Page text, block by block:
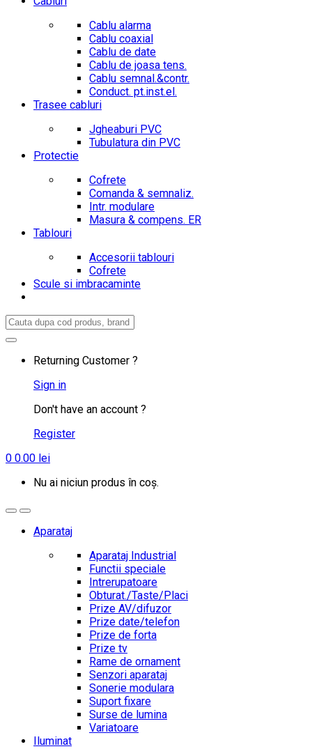
Cablu alarma
Cablu coaxial
Cablu de date
Cablu de joasa tens.
Cablu semnal.&contr.
Conduct. pt.inst.el.
Trasee cabluri
Jgheaburi PVC
Tubulatura din PVC
Protectie
Cofrete
Comanda & semnaliz.
Intr. modulare
Masura & compens. ER
Tablouri
Accesorii tablouri
Cofrete
Scule si imbracaminte
Search
Returning Customer ?
Sign in
Don't have an account ?
Register
0 0.00 lei
Nu ai niciun produs în coș.
Aparataj
Aparataj Industrial
Functii speciale
Intrerupatoare
Obturat./Taste/Placi
Prize AV/difuzor
Prize date/telefon
Prize de forta
Prize tv
Rame de ornament
Senzori aparataj
Sonerie modulara
Suport fixare
Surse de lumina
Variatoare
Iluminat